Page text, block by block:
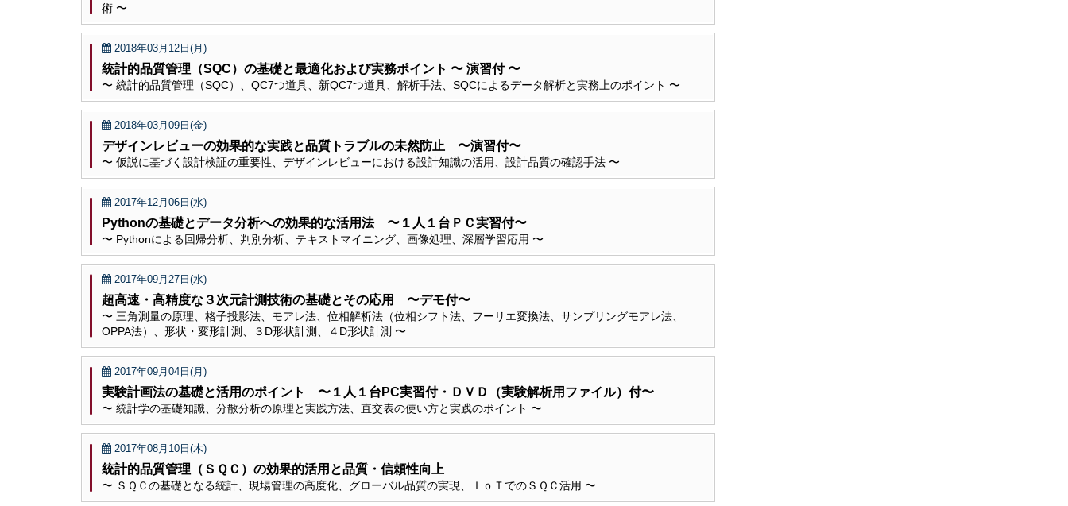
術 〜
2018年03月12日(月)
統計的品質管理（SQC）の基礎と最適化および実務ポイント 〜 演習付 〜
〜 統計的品質管理（SQC）、QC7つ道具、新QC7つ道具、解析手法、SQCによるデータ解析と実務上のポイント 〜
2018年03月09日(金)
デザインレビューの効果的な実践と品質トラブルの未然防止 〜演習付〜
〜 仮説に基づく設計検証の重要性、デザインレビューにおける設計知識の活用、設計品質の確認手法 〜
2017年12月06日(水)
Pythonの基礎とデータ分析への効果的な活用法 〜１人１台ＰＣ実習付〜
〜 Pythonによる回帰分析、判別分析、テキストマイニング、画像処理、深層学習応用 〜
2017年09月27日(水)
超高速・高精度な３次元計測技術の基礎とその応用 〜デモ付〜
〜 三角測量の原理、格子投影法、モアレ法、位相解析法（位相シフト法、フーリエ変換法、サンプリングモアレ法、
OPPA法）、形状・変形計測、３D形状計測、４D形状計測 〜
2017年09月04日(月)
実験計画法の基礎と活用のポイント 〜１人１台PC実習付・ＤＶＤ（実験解析用ファイル）付〜
〜 統計学の基礎知識、分散分析の原理と実践方法、直交表の使い方と実践のポイント 〜
2017年08月10日(木)
統計的品質管理（ＳＱＣ）の効果的活用と品質・信頼性向上
〜 ＳＱＣの基礎となる統計、現場管理の高度化、グローバル品質の実現、ＩｏＴでのＳＱＣ活用 〜